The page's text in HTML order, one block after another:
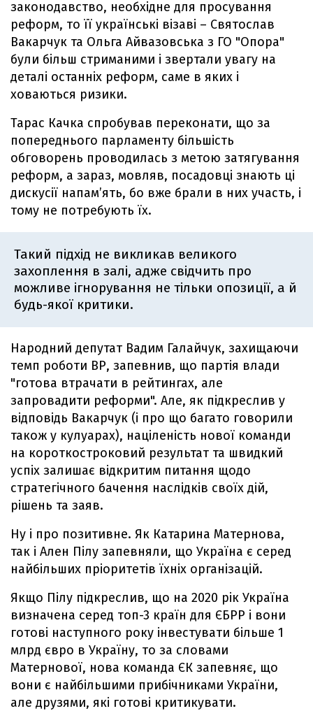
законодавство, необхідне для просування
реформ, то її українські візаві – Святослав
Вакарчук та Ольга Айвазовська з ГО "Опора"
були більш стриманими і звертали увагу на
деталі останніх реформ, саме в яких і
ховаються ризики.
Тарас Качка спробував переконати, що за
попереднього парламенту більшість
обговорень проводилась з метою затягування
реформ, а зараз, мовляв, посадовці знають ці
дискусії напам’ять, бо вже брали в них участь, і
тому не потребують їх.
Такий підхід не викликав великого
захоплення в залі, адже свідчить про
можливе ігнорування не тільки опозиції, а й
будь-якої критики.
Народний депутат Вадим Галайчук, захищаючи
темп роботи ВР, запевнив, що партія влади
"готова втрачати в рейтингах, але
запровадити реформи". Але, як підкреслив у
відповідь Вакарчук (і про що багато говорили
також у кулуарах), націленість нової команди
на короткостроковий результат та швидкий
успіх залишає відкритим питання щодо
стратегічного бачення наслідків своїх дій,
рішень та заяв.
Ну і про позитивне. Як Катарина Матернова,
так і Ален Пілу запевняли, що Україна є серед
найбільших пріоритетів їхніх організацій.
Якщо Пілу підкреслив, що на 2020 рік Україна
визначена серед топ-3 країн для ЄБРР і вони
готові наступного року інвестувати більше 1
млрд євро в Україну, то за словами
Матернової, нова команда ЄК запевняє, що
вони є найбільшими прибічниками України,
але друзями, які готові критикувати.